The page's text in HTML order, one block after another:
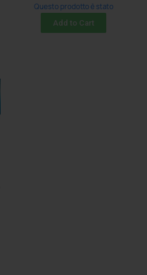
Questo prodotto è stato
acquistato: 5 times
Add to Cart